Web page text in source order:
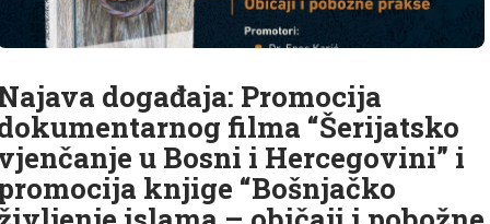
događaja: Promocija
filma “Šerijatsko
u Bosni i Hercegovini” i
knjige “Bošnjačko